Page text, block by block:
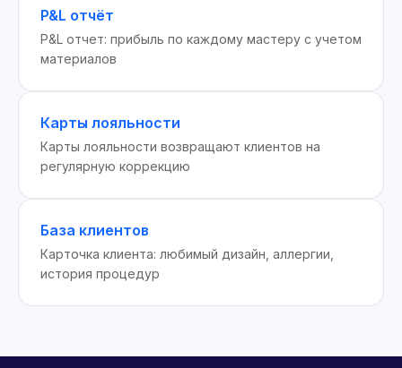
P&L отчёт
P&L отчет: прибыль по каждому мастеру с учетом
материалов
Карты лояльности
Карты лояльности возвращают клиентов на
регулярную коррекцию
База клиентов
Карточка клиента: любимый дизайн, аллергии,
история процедур